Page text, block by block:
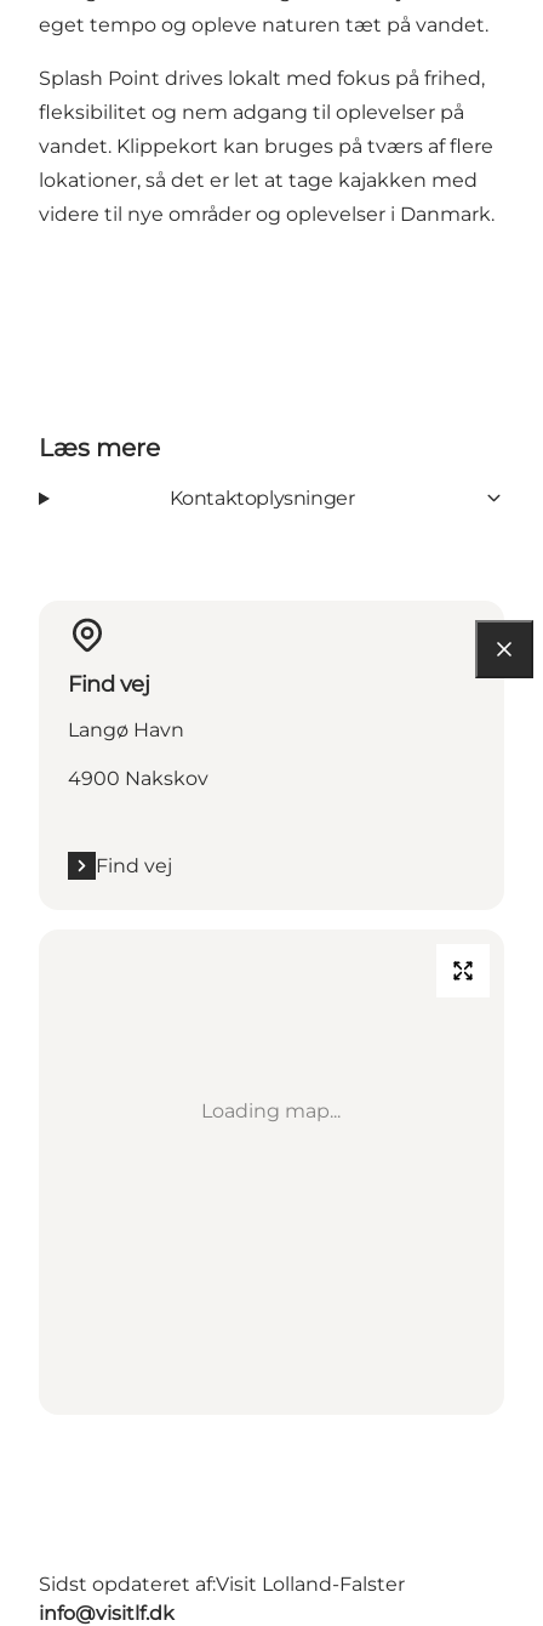
eget tempo og opleve naturen tæt på vandet.
Splash Point drives lokalt med fokus på frihed,
fleksibilitet og nem adgang til oplevelser på
vandet. Klippekort kan bruges på tværs af flere
lokationer, så det er let at tage kajakken med
videre til nye områder og oplevelser i Danmark.
Læs mere
Kontaktoplysninger
Find vej
Langø Havn
4900 Nakskov
Find vej
Loading map...
Sidst opdateret af:Visit Lolland-Falster
info@visitlf.dk